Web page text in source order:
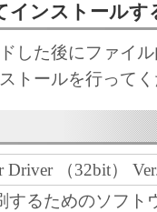
the SOFTWARE
or
OR
インストールす
した後にファイ
トールを行って
Driver （32bit）
するためのソフト